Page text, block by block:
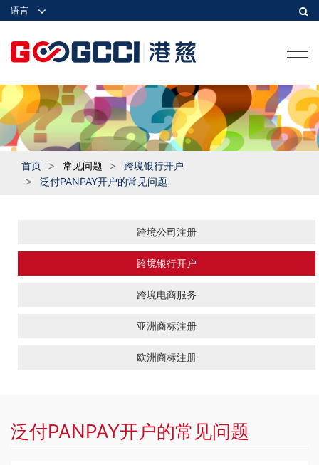
语言
首页 常见问题
跨境银行开户
泛付PANPAY开户的常见问题
跨境公司注册
跨境银行开户
跨境电商服务
亚洲商标注册
欧洲商标注册
泛付PANPAY开户的常见问题